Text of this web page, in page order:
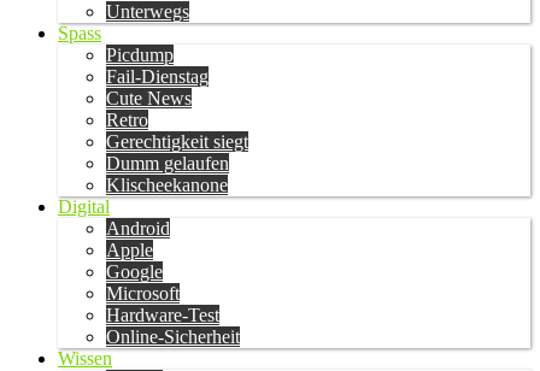
Unterwegs
Spass
Picdump
Fail-Dienstag
Cute News
Retro
Gerechtigkeit siegt
Dumm gelaufen
Klischeekanone
Digital
Android
Apple
Google
Microsoft
Hardware-Test
Online-Sicherheit
Wissen